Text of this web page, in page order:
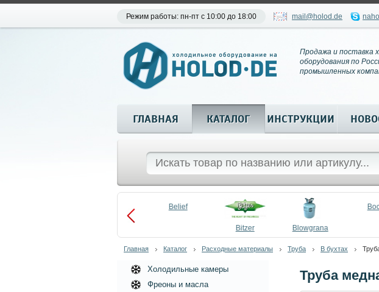
Режим работы: пн-пт с 10:00 до 18:00 mail@holod.de
Продажа и поставка
оборудования по
промышленных
ГЛАВНАЯ КАТАЛОГ ИНСТРУКЦИИ
Belief
Bitzer Blowgrana
Главная Каталог Расходные материалы Труба В бухтах
Труба
Холодильные камеры
Фреоны и масла